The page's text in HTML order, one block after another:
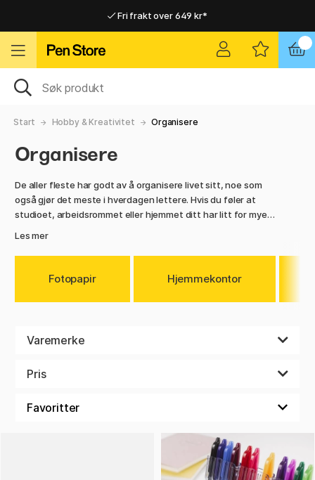
Fri frakt over 649 kr*
Raskt til dør eller utleveringssted
Raskt til dør eller utleveringssted
Start Hobby & Kreativitet Organisere
Organisere
De aller fleste har godt av å organisere livet sitt, noe som
også gjør det meste i hverdagen lettere. Hvis du føler at
studioet, arbeidsrommet eller hjemmet ditt har litt for mye
annen innredning som hjelper deg med å få orden på tingene
dine. Oppbevaring gir en mer organisert arbeidsflate, i tillegg
til at det beskytter kunstutstyret og verkene dine mot skitt,
støv og skader.
Les mer
Fotopapir Hjemmekontor
Varemerke
Pris